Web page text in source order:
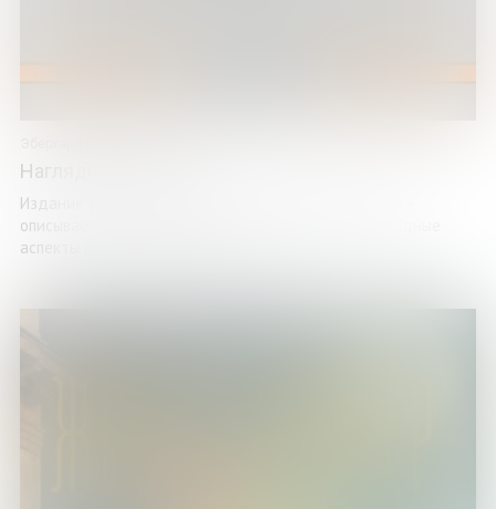
Наглядная генетика
Издание в наглядной форме – в виде цветных схем –
описывает основы, последние достижения и прикладные
аспекты генетики, одной из самых ...